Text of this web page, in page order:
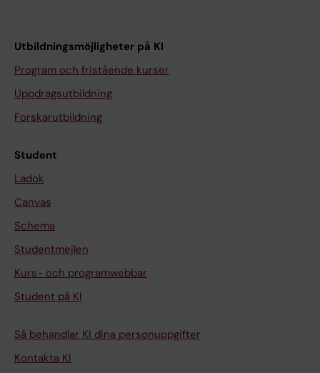
Utbildningsmöjligheter på KI
Program och fristående kurser
Uppdragsutbildning
Forskarutbildning
Student
Ladok
Canvas
Schema
Studentmejlen
Kurs- och programwebbar
Student på KI
Så behandlar KI dina personuppgifter
Kontakta KI